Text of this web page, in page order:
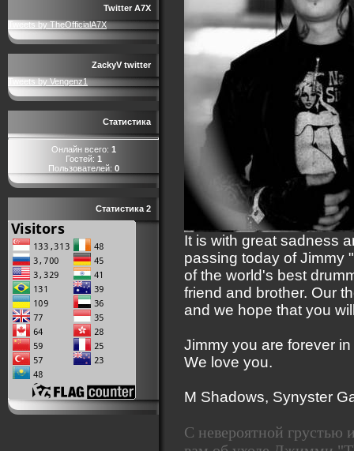
Twitter A7X
Tweets by TheOfficialA7X
ZackyV twitter
Tweets by Vengenz1
Статистика
Онлайн всего: 1
Гостей: 1
Пользователей: 0
Статистика 2
It is with great sadness
passing today of Jimmy
of the world's best
friend and brother. Our
and we hope that you
Jimmy you are forever
We love you.
M Shadows, Synyster
С невероятной грустью